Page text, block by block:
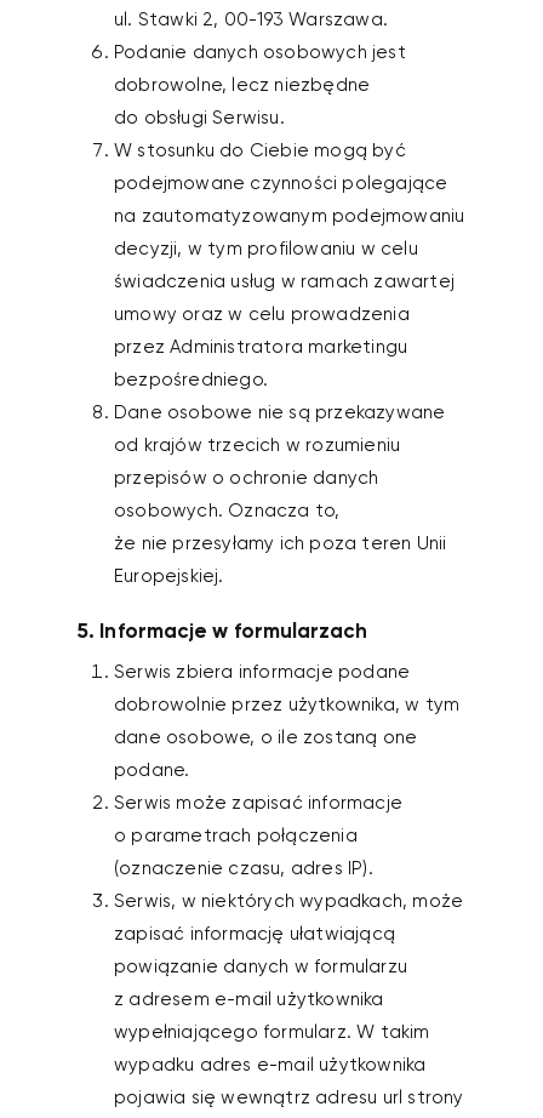
ul. Stawki 2, 00-193 Warszawa.
Podanie danych osobowych jest
dobrowolne, lecz niezbędne
do obsługi Serwisu.
W stosunku do Ciebie mogą być
podejmowane czynności polegające
na zautomatyzowanym podejmowaniu
decyzji, w tym profilowaniu w celu
świadczenia usług w ramach zawartej
umowy oraz w celu prowadzenia
przez Administratora marketingu
bezpośredniego.
Dane osobowe nie są przekazywane
od krajów trzecich w rozumieniu
przepisów o ochronie danych
osobowych. Oznacza to,
że nie przesyłamy ich poza teren Unii
Europejskiej.
5. Informacje w formularzach
Serwis zbiera informacje podane
dobrowolnie przez użytkownika, w tym
dane osobowe, o ile zostaną one
podane.
Serwis może zapisać informacje
o parametrach połączenia
(oznaczenie czasu, adres IP).
Serwis, w niektórych wypadkach, może
zapisać informację ułatwiającą
powiązanie danych w formularzu
z adresem e-mail użytkownika
wypełniającego formularz. W takim
wypadku adres e-mail użytkownika
pojawia się wewnątrz adresu url strony